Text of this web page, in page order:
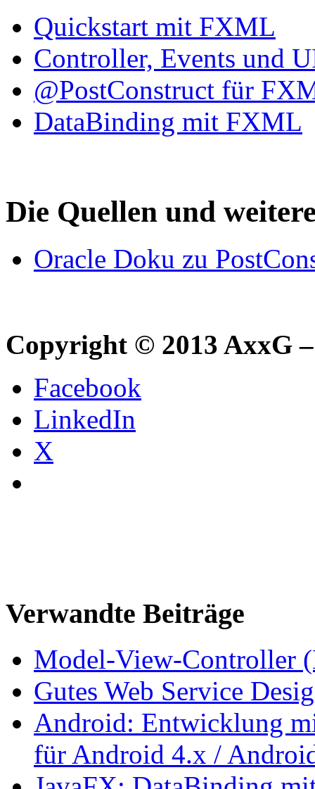
Quickstart mit FXML
Controller, Events und
@PostConstruct für
DataBinding mit FXML
Die Quellen und
Oracle Doku zu
Copyright © 2013 AxxG
Facebook
LinkedIn
X
Verwandte Beiträge
Model-View-Controller
Gutes Web Service
Android: Entwicklung
für Android 4.x /